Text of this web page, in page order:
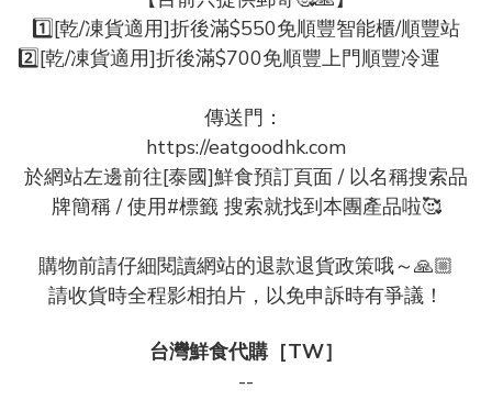
1️⃣[乾/凍貨適用]折後滿$550免順豐智能櫃/順豐站
2️⃣[乾/凍貨適用]折後滿$700免順豐上門順豐冷運
傳送門：
https://eatgoodhk.com
於網站左邊前往[泰國]鮮食預訂頁面 / 以名稱搜索品
牌簡稱 / 使用#標籤 搜索就找到本團產品啦🥰
購物前請仔細閱讀網站的退款退貨政策哦～🙏🏼
請收貨時全程影相拍片，以免申訴時有爭議！
台灣鮮食代購［TW］
--